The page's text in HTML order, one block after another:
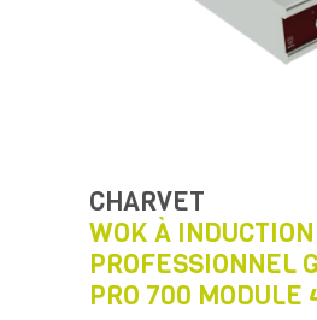
CHARVET
WOK À INDUCTION
PROFESSIONNEL
PRO 700 MODULE